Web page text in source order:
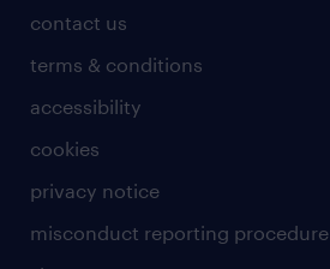
contact us
terms & conditions
accessibility
cookies
privacy notice
misconduct reporting procedure